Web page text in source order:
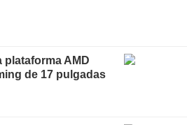
AMD
de 17 pulgadas